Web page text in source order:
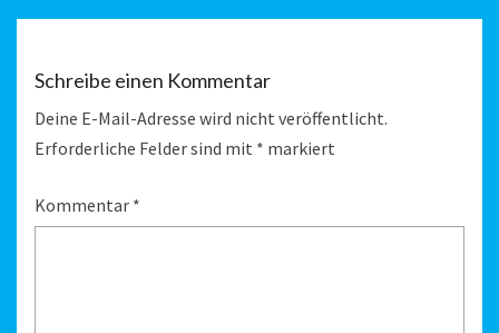
Schreibe einen Kommentar
Deine E-Mail-Adresse wird nicht veröffentlicht.
Erforderliche Felder sind mit * markiert
Kommentar *